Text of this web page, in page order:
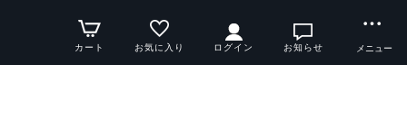
カート お気に入り ログイン お知らせ メニュー